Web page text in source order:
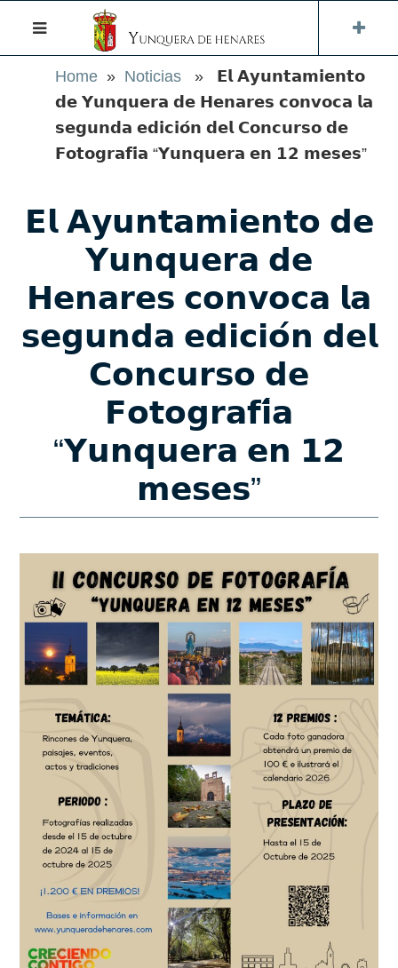
Home » Noticias » 𝗘𝗹 𝗔𝘆𝘂𝗻𝘁𝗮𝗺𝗶𝗲𝗻𝘁𝗼
𝗱𝗲 𝗬𝘂𝗻𝗾𝘂𝗲𝗿𝗮 𝗱𝗲 𝗛𝗲𝗻𝗮𝗿𝗲𝘀 𝗰𝗼𝗻𝘃𝗼𝗰𝗮 𝗹𝗮
𝘀𝗲𝗴𝘂𝗻𝗱𝗮 𝗲𝗱𝗶𝗰𝗶𝗼́𝗻 𝗱𝗲𝗹 𝗖𝗼𝗻𝗰𝘂𝗿𝘀𝗼 𝗱𝗲
𝗙𝗼𝘁𝗼𝗴𝗿𝗮𝗳𝗶́𝗮 “𝗬𝘂𝗻𝗾𝘂𝗲𝗿𝗮 𝗲𝗻 𝟭𝟮 𝗺𝗲𝘀𝗲𝘀”
𝗘𝗹 𝗔𝘆𝘂𝗻𝘁𝗮𝗺𝗶𝗲𝗻𝘁𝗼 𝗱𝗲
𝗬𝘂𝗻𝗾𝘂𝗲𝗿𝗮 𝗱𝗲
𝗛𝗲𝗻𝗮𝗿𝗲𝘀 𝗰𝗼𝗻𝘃𝗼𝗰𝗮 𝗹𝗮
𝘀𝗲𝗴𝘂𝗻𝗱𝗮 𝗲𝗱𝗶𝗰𝗶𝗼́𝗻 𝗱𝗲𝗹
𝗖𝗼𝗻𝗰𝘂𝗿𝘀𝗼 𝗱𝗲
𝗙𝗼𝘁𝗼𝗴𝗿𝗮𝗳𝗶́𝗮
“𝗬𝘂𝗻𝗾𝘂𝗲𝗿𝗮 𝗲𝗻 𝟭𝟮
𝗺𝗲𝘀𝗲𝘀”